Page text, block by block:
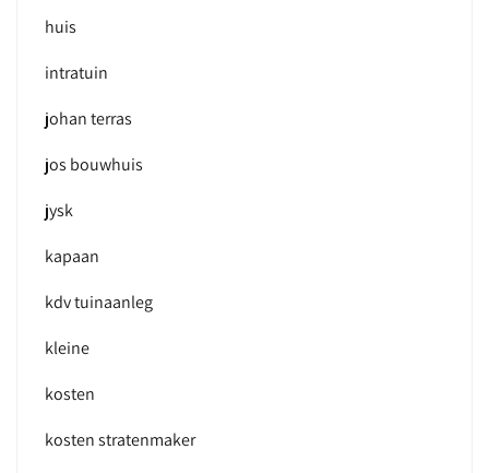
huis
intratuin
johan terras
jos bouwhuis
jysk
kapaan
kdv tuinaanleg
kleine
kosten
kosten stratenmaker